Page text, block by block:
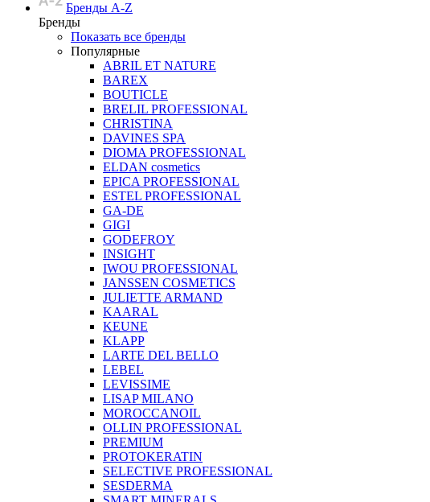
Бренды A-Z
Бренды
Показать все бренды
Популярные
ABRIL ET NATURE
BAREX
BOUTICLE
BRELIL PROFESSIONAL
CHRISTINA
DAVINES SPA
DIOMA PROFESSIONAL
ELDAN cosmetics
EPICA PROFESSIONAL
ESTEL PROFESSIONAL
GA-DE
GIGI
GODEFROY
INSIGHT
IWOU PROFESSIONAL
JANSSEN COSMETICS
JULIETTE ARMAND
KAARAL
KEUNE
KLAPP
LARTE DEL BELLO
LEBEL
LEVISSIME
LISAP MILANO
MOROCCANOIL
OLLIN PROFESSIONAL
PREMIUM
PROTOKERATIN
SELECTIVE PROFESSIONAL
SESDERMA